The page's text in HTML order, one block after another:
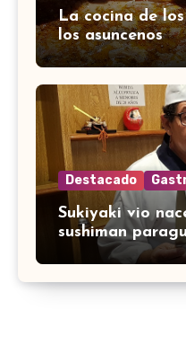
La cocina de
los asuncenos
Destacado
Sukiyaki vio
sushiman